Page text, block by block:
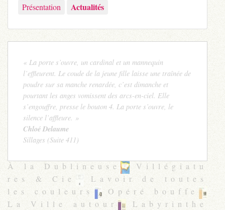
Présentation Actualités
« La porte s’ouvre, un cardinal et un mannequin
l’effleurent. Le coude de la jeune fille laisse une traînée de
poudre sur sa manche renardée, c’est dimanche et
pourtant les anges vomissent des arcs-en-ciel. Elle
s’engouffre, presse le bouton 4. La porte s’ouvre, le
silence l’affleure. »
Chloé Delaume
Sillages (Suite 411)
À la Dublineuse
Villégiatu
res & Cie
Lavoir de toutes
les couleurs
Opéré bouffe
La Ville autour
Labyrinthe